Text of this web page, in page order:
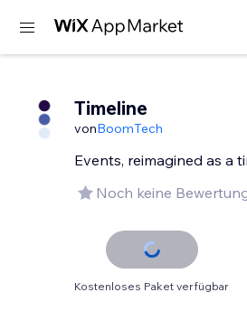
Timeline
vonBoomTech
Events, reimagined as a
Noch keine
Kostenloses Paket verfügbar